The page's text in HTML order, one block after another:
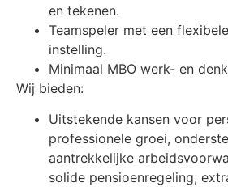
en tekenen.
Teamspeler met een
instelling.
Minimaal MBO werk- en
Wij bieden:
Uitstekende kansen voor
professionele groei,
aantrekkelijke
solide pensioenregeling,